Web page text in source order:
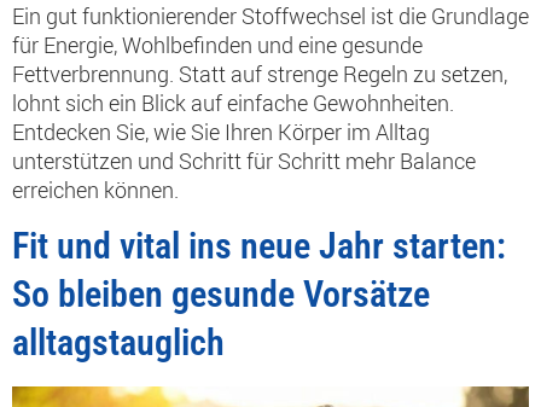
Ein gut funktionierender Stoffwechsel ist die Grundlage
für Energie, Wohlbefinden und eine gesunde
Fettverbrennung. Statt auf strenge Regeln zu setzen,
lohnt sich ein Blick auf einfache Gewohnheiten.
Entdecken Sie, wie Sie Ihren Körper im Alltag
unterstützen und Schritt für Schritt mehr Balance
erreichen können.
Fit und vital ins neue Jahr starten:
So bleiben gesunde Vorsätze
alltagstauglich